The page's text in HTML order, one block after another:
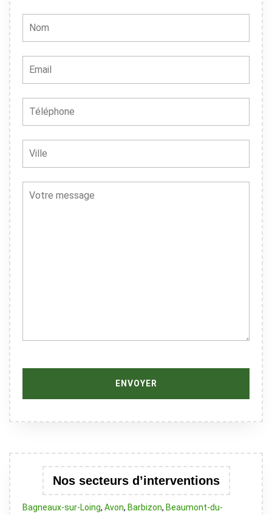
Nos secteurs d’interventions
Bagneaux-sur-Loing, Avon, Barbizon, Beaumont-du-